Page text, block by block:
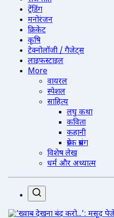
ट्रेंडिंग
मनोरंजन
क्रिकेट
कृषि
टेक्नोलॉजी / गैजेट्स
लाइफस्टाइल
More
वायरल
स्पेशल
साहित्य
लघु कथा
कविता
कहानी
प्रेरक प्रसंग
विशेष लेख
धर्म और अध्यात्म